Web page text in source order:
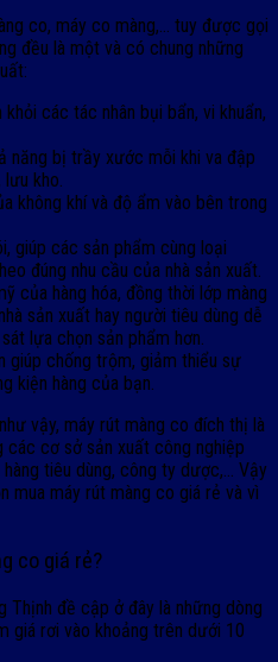
co, máy co màng,… tuy được gọi
đều là một và có chung những
các tác nhân bụi bẩn, vi khuẩn,
năng bị trầy xước mỗi khi va đập
kho.
không khí và độ ẩm vào bên trong
giúp các sản phẩm cùng loại
đúng nhu cầu của nhà sản xuất.
của hàng hóa, đồng thời lớp màng
sản xuất hay người tiêu dùng dễ
lựa chọn sản phẩm hơn.
giúp chống trộm, giảm thiểu sự
kiện hàng của bạn.
vậy, máy rút màng co đích thị là
cơ sở sản xuất công nghiệp
tiêu dùng, công ty dược,… Vậy
mua máy rút màng co giá rẻ và vì
co giá rẻ?
Thịnh đề cập ở đây là những dòng
giá rơi vào khoảng trên dưới 10